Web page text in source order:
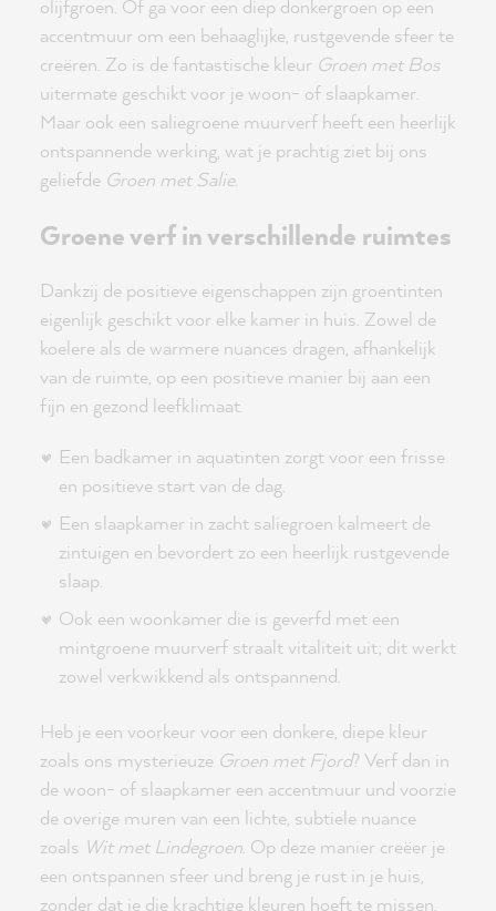
olijfgroen. Of ga voor een diep donkergroen op een
accentmuur om een behaaglijke, rustgevende sfeer te
creëren. Zo is de fantastische kleur Groen met Bos
uitermate geschikt voor je woon- of slaapkamer.
Maar ook een saliegroene muurverf heeft een heerlijk
ontspannende werking, wat je prachtig ziet bij ons
geliefde Groen met Salie.
Groene verf in verschillende ruimtes
Dankzij de positieve eigenschappen zijn groentinten
eigenlijk geschikt voor elke kamer in huis. Zowel de
koelere als de warmere nuances dragen, afhankelijk
van de ruimte, op een positieve manier bij aan een
fijn en gezond leefklimaat.
Een badkamer in aquatinten zorgt voor een frisse
en positieve start van de dag.
Een slaapkamer in zacht saliegroen kalmeert de
zintuigen en bevordert zo een heerlijk rustgevende
slaap.
Ook een woonkamer die is geverfd met een
mintgroene muurverf straalt vitaliteit uit; dit werkt
zowel verkwikkend als ontspannend.
Heb je een voorkeur voor een donkere, diepe kleur
zoals ons mysterieuze Groen met Fjord? Verf dan in
de woon- of slaapkamer een accentmuur und voorzie
de overige muren van een lichte, subtiele nuance
zoals Wit met Lindegroen. Op deze manier creëer je
een ontspannen sfeer und breng je rust in je huis,
zonder dat je die krachtige kleuren hoeft te missen.